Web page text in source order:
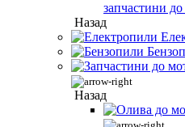
запчастини
Назад
Назад